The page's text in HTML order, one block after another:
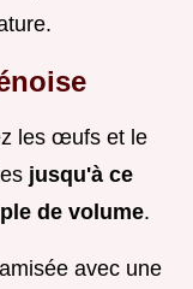
les œufs et le
jusqu'à ce
de volume.
avec une